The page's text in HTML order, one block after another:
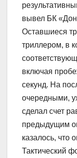
вывел БК
Оставшиеся
триллером, в
включая
секунд. На
очередными,
сделал счет
предыдущим
казалось, что
Тактический